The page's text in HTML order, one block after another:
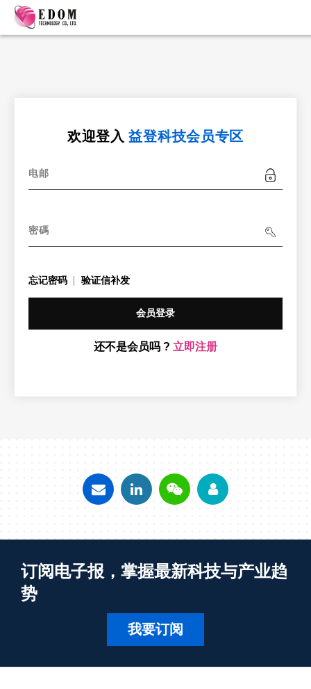
欢迎登入益登科技会员专区
电邮
密碼
忘记密码 验证信补发
会员登录
还不是会员吗 ? 立即注册
订阅电子报，掌握最新科技与产业趋
势
我要订阅